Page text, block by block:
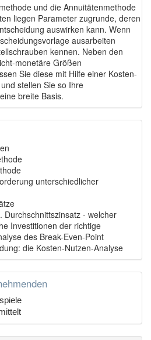
und die Annuitätenmethode
liegen Parameter zugrunde, deren
auswirken kann. Wenn
ausarbeiten
kennen. Neben den
monetäre Größen
Sie diese mit Hilfe einer Kosten-
stellen Sie so Ihre
breite Basis.
unterschiedlicher
Durchschnittszinsatz - welcher
Investitionen der richtige
des Break-Even-Point
die Kosten-Nutzen-Analyse